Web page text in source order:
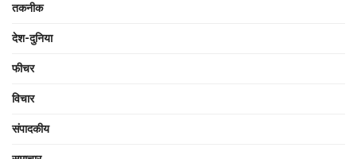
तकनीक
देश-दुनिया
फीचर
विचार
संपादकीय